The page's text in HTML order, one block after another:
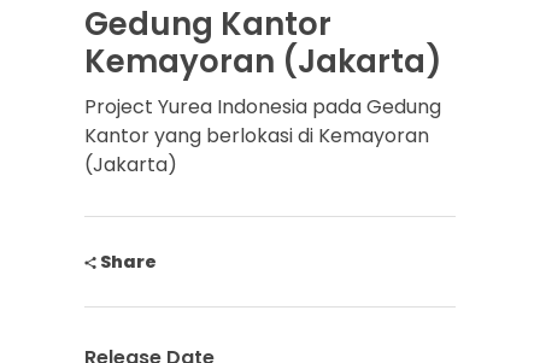
Gedung Kantor
Kemayoran (Jakarta)
Project Yurea Indonesia pada Gedung
Kantor yang berlokasi di Kemayoran
(Jakarta)
Share